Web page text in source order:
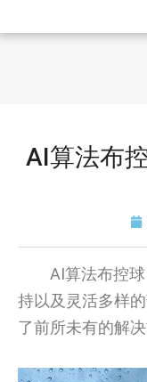
AI算法布
AI算法布控
持以及灵活多样
了前所未有的解决